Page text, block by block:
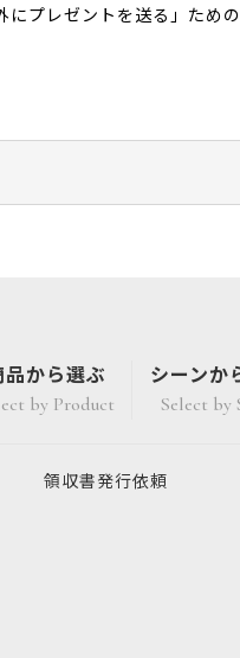
にプレゼントを送る」ため
品から選ぶ
by Product
シーンか
Select by
領収書発行依頼